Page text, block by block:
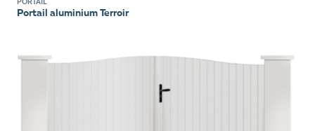
Portail aluminium Terroir